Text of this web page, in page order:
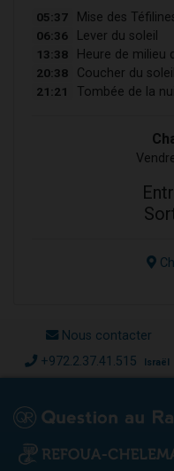
05:37 Mise des
06:36 Lever du soleil
13:38 Heure de milieu
20:38 Coucher du soleil
21:21 Tombée de la
Nous contacter
+972.2.37.41.515 Israël